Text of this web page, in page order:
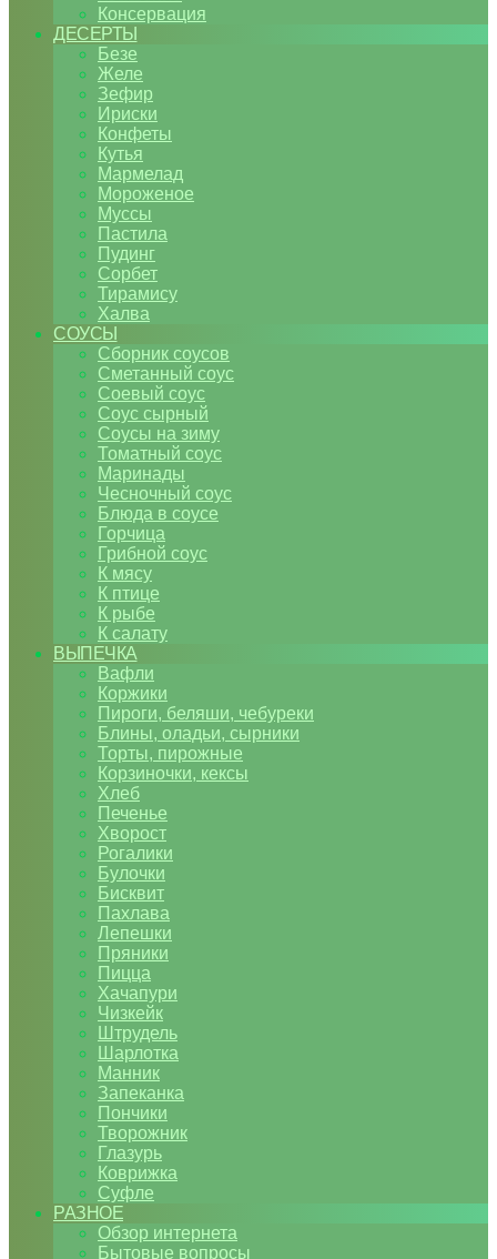
Консервация
ДЕСЕРТЫ
Безе
Желе
Зефир
Ириски
Конфеты
Кутья
Мармелад
Мороженое
Муссы
Пастила
Пудинг
Сорбет
Тирамису
Халва
СОУСЫ
Сборник соусов
Сметанный соус
Соевый соус
Соус сырный
Соусы на зиму
Томатный соус
Маринады
Чесночный соус
Блюда в соусе
Горчица
Грибной соус
К мясу
К птице
К рыбе
К салату
ВЫПЕЧКА
Вафли
Коржики
Пироги, беляши, чебуреки
Блины, оладьи, сырники
Торты, пирожные
Корзиночки, кексы
Хлеб
Печенье
Хворост
Рогалики
Булочки
Бисквит
Пахлава
Лепешки
Пряники
Пицца
Хачапури
Чизкейк
Штрудель
Шарлотка
Манник
Запеканка
Пончики
Творожник
Глазурь
Коврижка
Суфле
РАЗНОЕ
Обзор интернета
Бытовые вопросы